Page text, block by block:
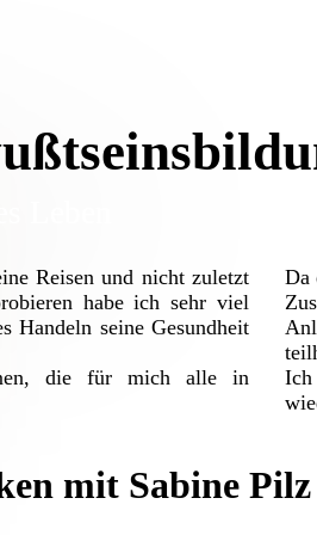
Leben
Reisen und nicht zuletzt
habe ich sehr viel
Handeln seine Gesundheit
die für mich alle in
Da
Ich
mit Sabine Pilz